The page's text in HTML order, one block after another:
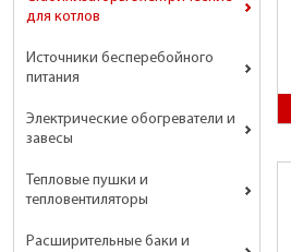
для котлов
Источники бесперебойного
питания
Электрические обогреватели и
завесы
Тепловые пушки и
тепловентиляторы
Расширительные баки и